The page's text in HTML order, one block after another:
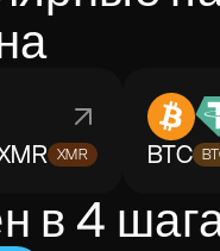
XMR BTC
в 4